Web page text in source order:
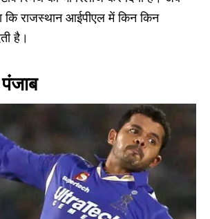
कि राजस्थान आईपीएल में किन किन
है।